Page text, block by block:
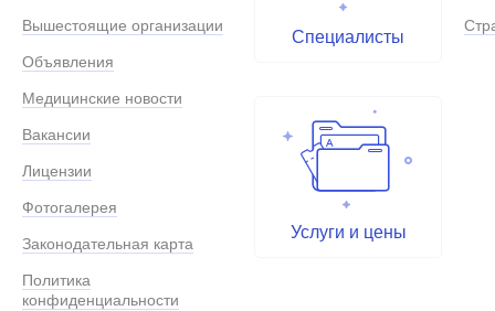
Вышестоящие организации
Объявления
Медицинские новости
Вакансии
Лицензии
Фотогалерея
Законодательная карта
Политика
конфиденциальности
Специалисты
Услуги и цены